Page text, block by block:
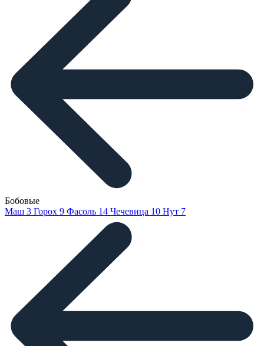
Бобовые
Маш 3 Горох 9 Фасоль 14 Чечевица 10 Нут 7